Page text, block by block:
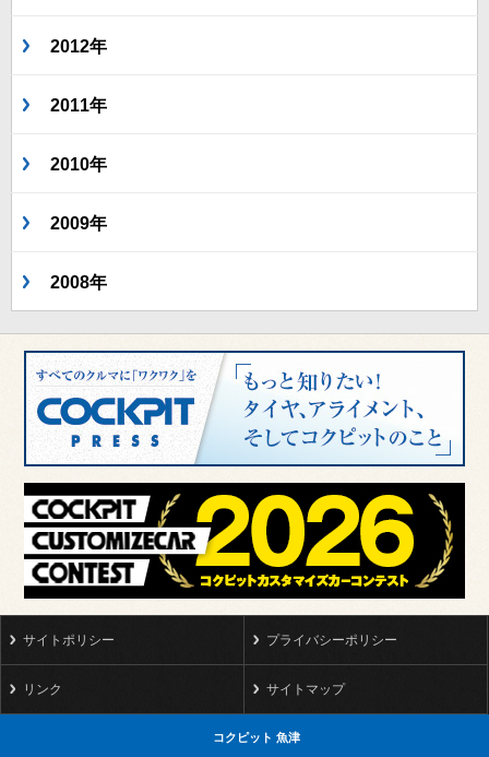
2012年
2011年
2010年
2009年
2008年
サイトポリシー プライバシーポリシー
リンク サイトマップ
コクピット 魚津